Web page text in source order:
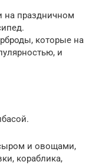
на праздничном
которые на
и
и овощами,
кораблика,